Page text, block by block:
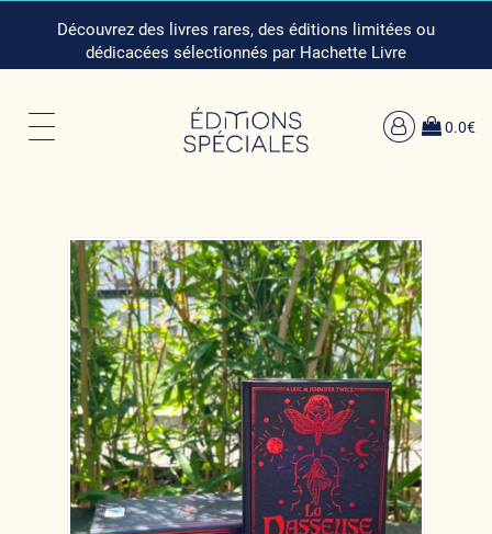
Découvrez des livres rares, des éditions limitées ou
dédicacées sélectionnés par Hachette Livre
0.0€